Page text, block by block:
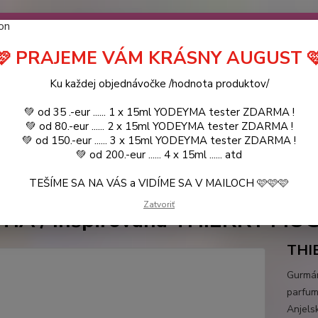
❤️ od .. 35 .-eur CENA PRODUKTOV si môžte vybrať ..
.. (TIE VŠAK TERBA VPÍSAŤ V SEKCII DODACE
a VIDÍME SA V MAILOCH a v Košiciach :) aj OSOBNE. 👋🤚👋 ..
KATALÓG Blog
Hľadať
YODEYMA - DÁMSKE PARFEMY 15ml ESCITIA / Inšpirovaná
/ Inšpirovaná THIERRY
PRAJEME VÁM KRÁSNY AUGUST
Ku každej objednávočke /hodnota produktov/
💚 od 35 .-eur ...... 1 x 15ml YODEYMA tester ZDARMA !
💚 od 80.-eur ...... 2 x 15ml YODEYMA tester ZDARMA !
💚 od 150.-eur ...... 3 x 15ml YODEYMA tester ZDARMA !
💚 od 200.-eur ...... 4 x 15ml ...... atd
TEŠÍME SA NA VÁS a VIDÍME SA V MAILOCH 🩷🩷🩷
Zatvoriť